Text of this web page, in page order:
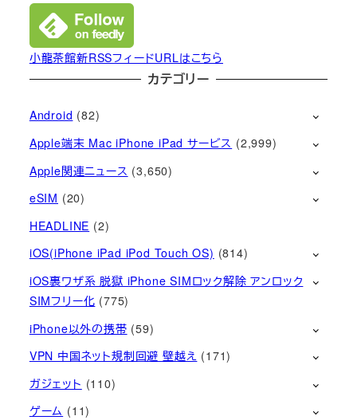
小龍茶館新RSSフィードURLはこちら
カテゴリー
Android (82)
Apple端末 Mac iPhone iPad サービス (2,999)
Apple関連ニュース (3,650)
eSIM (20)
HEADLINE (2)
iOS(iPhone iPad iPod Touch OS) (814)
iOS裏ワザ系 脱獄 iPhone SIMロック解除 アンロック
SIMフリー化 (775)
iPhone以外の携帯 (59)
VPN 中国ネット規制回避 壁越え (171)
ガジェット (110)
ゲーム (11)